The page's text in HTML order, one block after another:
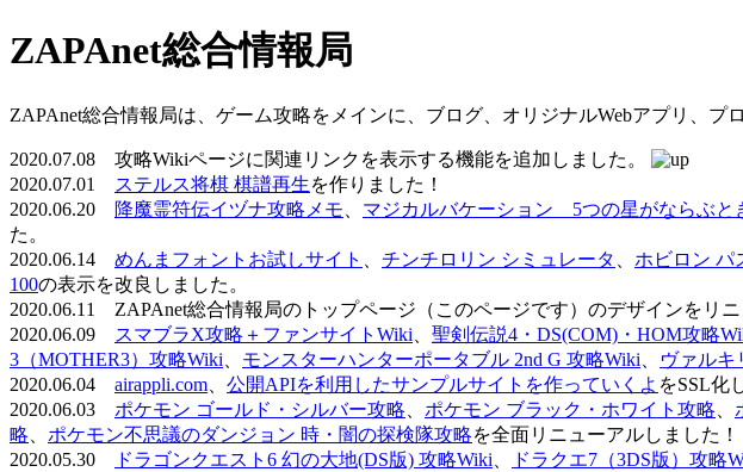
ZAPAnet総合情報局
ZAPAnet総合情報局は、ゲーム攻略をメインに、ブログ、オリジナルWebアプリ、
2020.07.08 攻略Wikiページに関連リンクを表示する機能を追加しました。
2020.07.01
ステルス将棋 棋譜再生を作りました！
2020.06.20
降魔霊符伝イヅナ攻略メモ マジカルバケーション 5つの星がならぶと
た。
2020.06.14 めんまフォントお試しサイト チンチロリン シミュレータ ホビロン パ
100の表示を改良しました。
2020.06.11 ZAPAnet総合情報局のトップページ（このページです）のデザインをリニ
2020.06.09
スマブラX攻略＋ファンサイトWiki 聖剣伝説4・DS(COM)・HOM攻略
3（MOTHER3）攻略Wiki
モンスターハンターポータブル 2nd G 攻略Wiki ヴァルキ
2020.06.04 airappli.com 公開APIを利用したサンプルサイトを作っていくよ をSSL化
2020.06.03 ポケモン ゴールド・シルバー攻略 ポケモン ブラック・ホワイト攻略
略
ポケモン不思議のダンジョン 時・闇の探検隊攻略を全面リニューアルしました！
2020.05.30
ドラゴンクエスト6 幻の大地(DS版) 攻略Wiki ドラクエ7（3DS版）攻略